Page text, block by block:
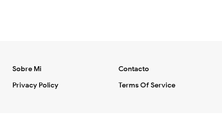
Sobre Mi
Contacto
Privacy Policy
Terms Of Service